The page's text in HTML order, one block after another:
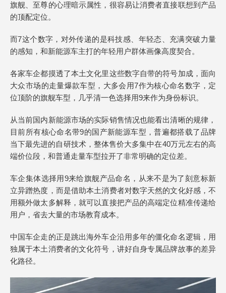
旗舰、至尊的心理暗示属性，很容易让消费者直接联想到产品
的顶配定位。
而7这个数字，对外传递的是科技感、年轻态、充满突破力量
的感知，和新能源车主打的年轻用户群体画像高度契合。
各家车企都摸透了本土文化里这些数字自带的符号加成，面向
大众市场的走量爆款车型，大多会用7作为核心命名数字，定
位顶阶的旗舰车型，几乎清一色选择用9来作为身份标识。
从当前国内新能源市场的实际销售情况也能看出清晰的规律，
目前所有核心命名带9的国产新能源车型，普遍都搭载了品牌
当下最先进的自研技术，整体售价大多集中在40万元左右的高
端价位段，和普通走量车型拉开了非常明确的定位差。
车企集体选择用9来给旗舰产品命名，从来不是为了刻意标新
立异蹭热度，而是借助本土消费者对数字天然的文化好感，不
用额外做太多解释，就可以直接把产品的高端定位精准传递给
用户，省去大量的市场教育成本。
中国车企走的正是跳出海外车企沿用多年的僵化命名逻辑，用
独属于本土消费者的文化符号，讲好自身专属品牌故事的差异
化路径。